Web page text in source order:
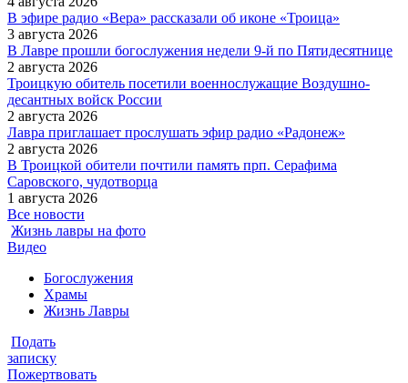
В эфире радио «Вера» рассказали об иконе «Троица»
3 августа 2026
В Лавре прошли богослужения недели 9-й по Пятидесятнице
2 августа 2026
Троицкую обитель посетили военнослужащие Воздушно-
десантных войск России
2 августа 2026
Лавра приглашает прослушать эфир радио «Радонеж»
2 августа 2026
В Троицкой обители почтили память прп. Серафима
Саровского, чудотворца
1 августа 2026
Все новости
Жизнь лавры на фото
Видео
Богослужения
Храмы
Жизнь Лавры
Подать
записку
Пожертвовать